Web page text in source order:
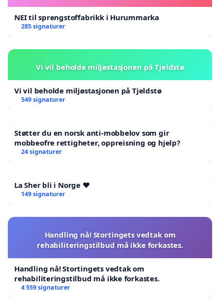
NEI til sprengstoffabrikk i Hurummarka
285 signaturer
Vi vil beholde miljøstasjonen på Tjeldstø
Vi vil beholde miljøstasjonen på Tjeldstø
549 signaturer
Støtter du en norsk anti-mobbelov som gir
mobbeofre rettigheter, oppreisning og hjelp?
24 signaturer
La Sher bli i Norge ❤️
149 signaturer
Handling nå! Stortingets vedtak om
rehabiliteringstilbud må ikke forkastes.
Handling nå! Stortingets vedtak om
rehabiliteringstilbud må ikke forkastes.
4 559 signaturer